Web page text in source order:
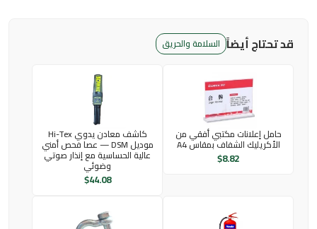
قد تحتاج أيضاً السلامة والحريق
حامل إعلانات مكتبي أفقي من
الأكريليك الشفاف بمقاس A4
$8.82
كاشف معادن يدوي Hi-Tex
موديل DSM — عصا فحص أمني
عالية الحساسية مع إنذار صوتي
وضوئي
$44.08